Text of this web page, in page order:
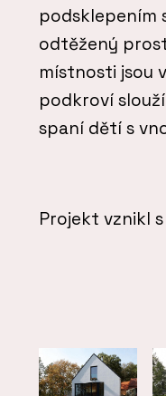
podsklepením
odtěžený
místnosti jsou
podkroví
spaní dětí s
Projekt vznikl